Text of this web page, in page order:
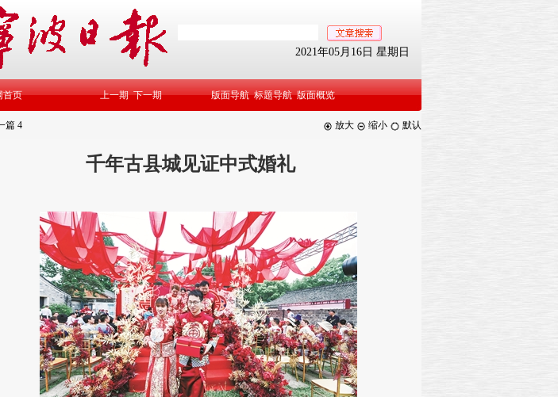
2021年05月16日 星期日
首页 上一期 下一期 版面导航 标题导航 版面概览
篇 4 放大 缩小 默认
千年古县城见证中式婚礼